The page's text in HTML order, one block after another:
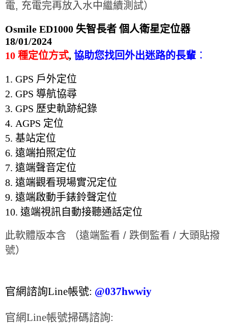
電, 充電完再放入水中繼續測試）
Osmile ED1000 失智長者 個人衛星定位器
18/01/2024
10 種定位方式, 協助您找回外出迷路的長輩 ：
1. GPS 戶外定位
2. GPS 導航協尋
3. GPS 歷史軌跡紀錄
4. AGPS 定位
5. 基站定位
6. 遠端拍照定位
7. 遠端聲音定位
8. 遠端觀看現場實況定位
9. 遠端啟動手錶鈴聲定位
10. 遠端視訊自動接聽通話定位
此軟體版本含 （遠端監看 / 跌倒監看 / 大頭貼撥
號）
官網諮詢Line帳號: @037hwwiy
官網Line帳號掃碼諮詢: